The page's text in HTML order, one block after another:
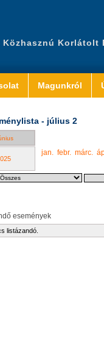
Korlátolt
Magunkról
- július 2
jan. febr. márc.
események
listázandó.